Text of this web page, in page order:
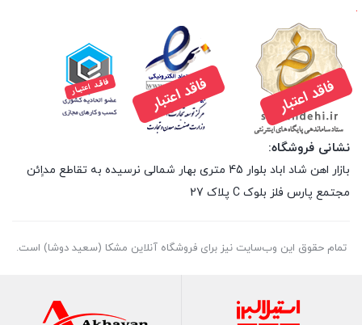
.
نشانی فروشگاه:
بازار اهن شاد اباد بلوار 45 متری بهار شمالی نرسیده به تقاطع مداِِئن
مجتمع پارس فلز بلوک C پلاک 27
تمام حقوق اين وب‌سايت نیز برای فروشگاه آنلاین مشکا (سعید دوشا) است.